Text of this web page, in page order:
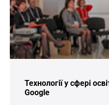
Технології у сфері
Google